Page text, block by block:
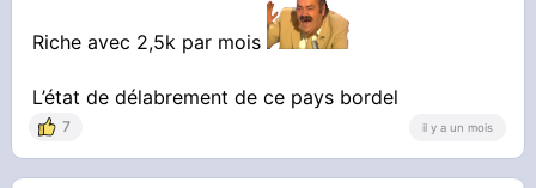
Riche avec 2,5k par mois
L’état de délabrement de ce pays bordel
7 il y a un mois